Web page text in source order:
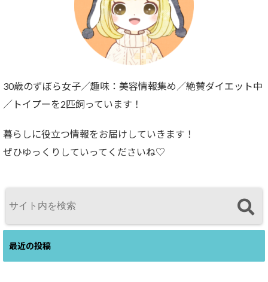
30歳のずぼら女子／趣味：美容情報集め／絶賛ダイエット中
／トイプーを2匹飼っています！
暮らしに役立つ情報をお届けしていきます！
ぜひゆっくりしていってくださいね♡
最近の投稿